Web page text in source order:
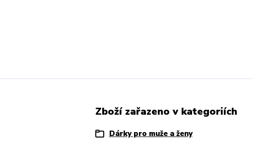
Zboží zařazeno v kategoriích
Dárky pro muže a ženy